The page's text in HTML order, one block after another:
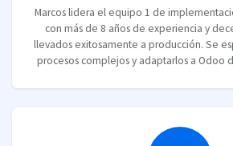
Marcos lidera el equipo 1 de
con más de 8 años de experiencia y
llevados exitosamente a producción. Se
procesos complejos y adaptarlos a Odoo